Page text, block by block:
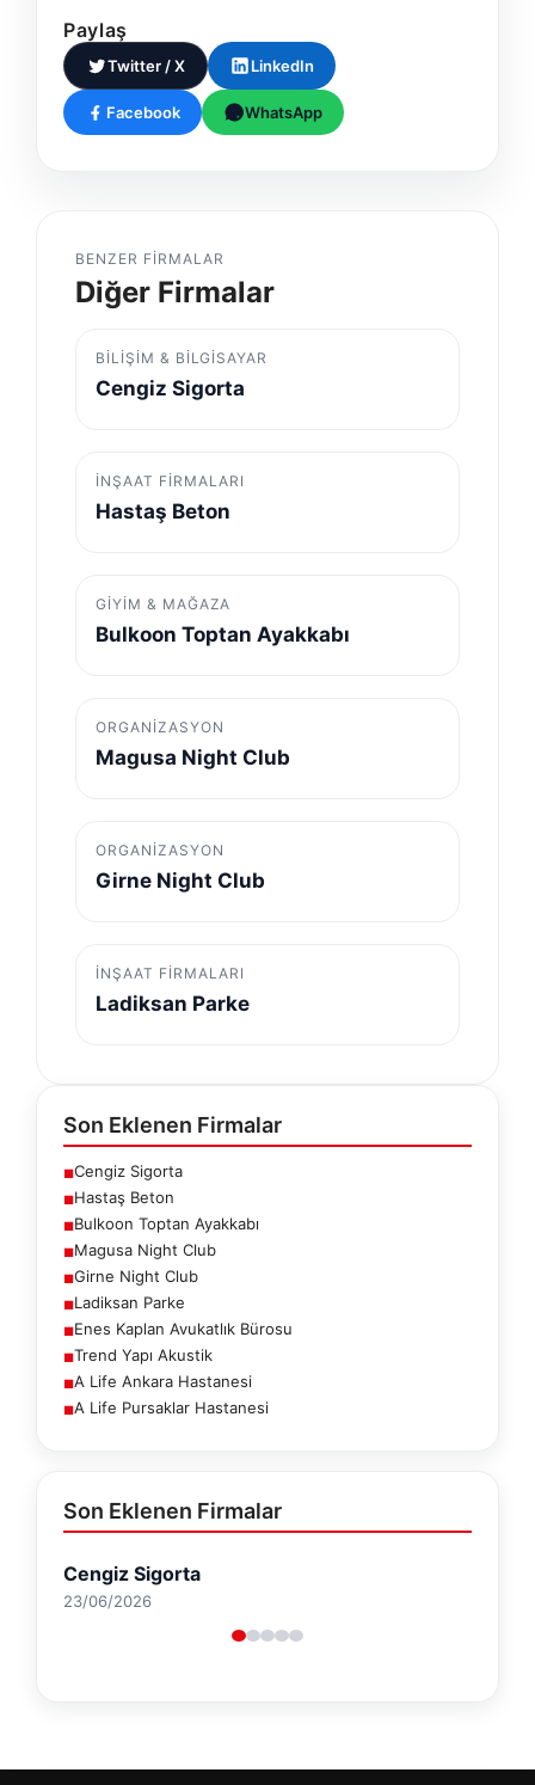
Paylaş
Twitter / X LinkedIn
Facebook WhatsApp
BENZER FIRMALAR
Diğer Firmalar
BILIŞIM & BILGISAYAR
Cengiz Sigorta
İNŞAAT FIRMALARI
Hastaş Beton
GIYIM & MAĞAZA
Bulkoon Toptan Ayakkabı
ORGANIZASYON
Magusa Night Club
ORGANIZASYON
Girne Night Club
İNŞAAT FIRMALARI
Ladiksan Parke
Son Eklenen Firmalar
■Cengiz Sigorta
■Hastaş Beton
■Bulkoon Toptan Ayakkabı
■Magusa Night Club
■Girne Night Club
■Ladiksan Parke
■Enes Kaplan Avukatlık Bürosu
■Trend Yapı Akustik
■A Life Ankara Hastanesi
■A Life Pursaklar Hastanesi
Son Eklenen Firmalar